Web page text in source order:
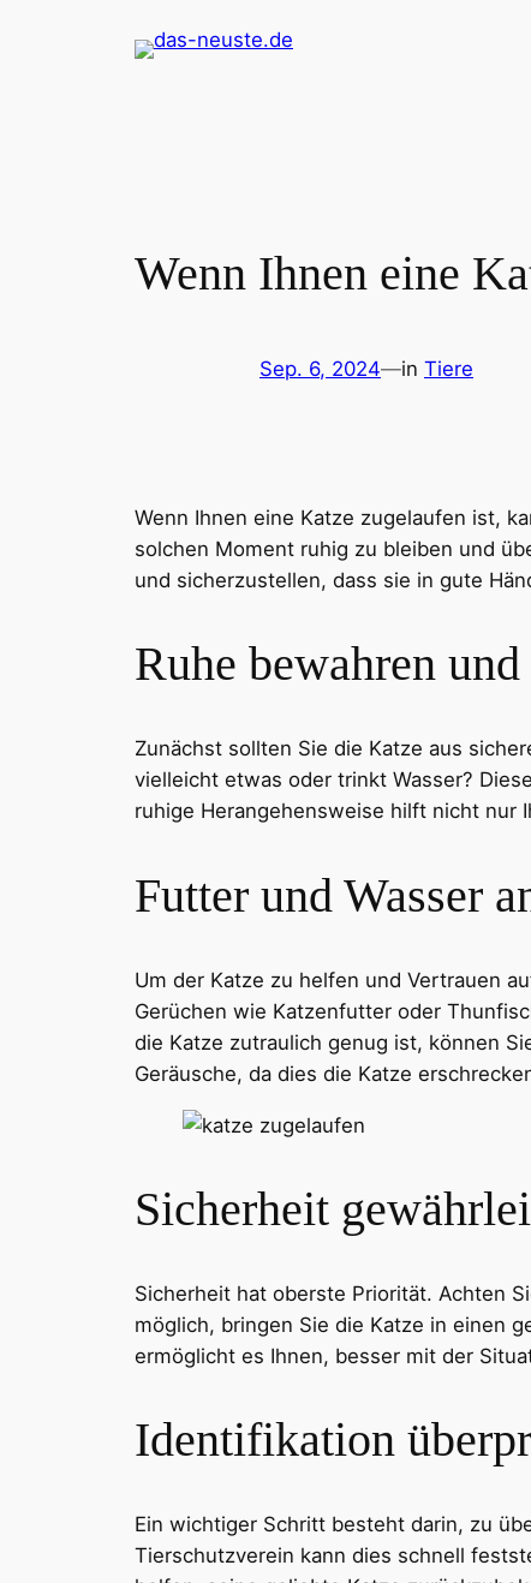
Wenn Ihnen eine
Sep. 6, 2024—in Tiere
Wenn Ihnen eine Katze zugelaufen ist,
solchen Moment ruhig zu bleiben und
und sicherzustellen, dass sie in gute
Ruhe bewahren
Zunächst sollten Sie die Katze aus
vielleicht etwas oder trinkt Wasser?
ruhige Herangehensweise hilft nicht nur
Futter und Wasser
Um der Katze zu helfen und Vertrauen
Gerüchen wie Katzenfutter oder
die Katze zutraulich genug ist, können
Geräusche, da dies die Katze
Sicherheit
Sicherheit hat oberste Priorität. Achten
möglich, bringen Sie die Katze in einen
ermöglicht es Ihnen, besser mit der
Identifikation
Ein wichtiger Schritt besteht darin, zu
Tierschutzverein kann dies schnell